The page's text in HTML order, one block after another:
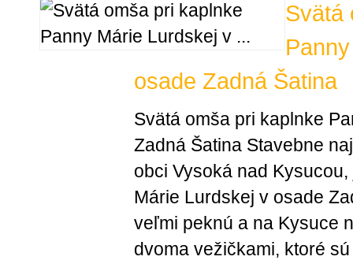
Svätá
osade Zadná Šatina
Svätá omša pri kaplnke
Zadná Šatina Stavebne
obci Vysoká nad
Márie Lurdskej v osade
veľmi peknú a na Kysuce
dvoma vežičkami, ktoré